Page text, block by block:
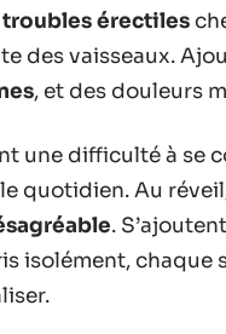
troubles érectiles
des vaisseaux.
, et des douleurs
une difficulté à se
quotidien. Au
.
isolément, chaque